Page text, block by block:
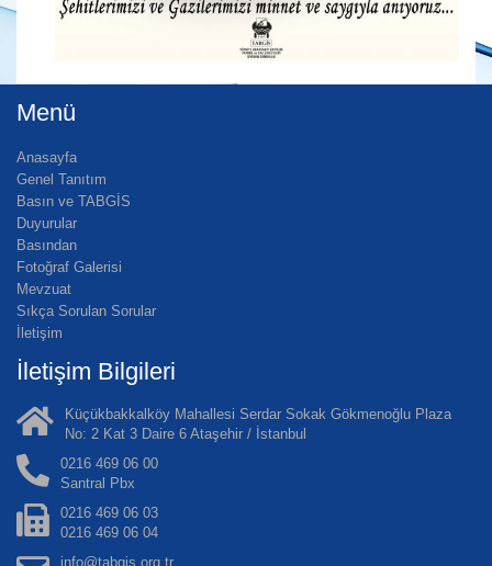
Menü
Anasayfa
Genel Tanıtım
Basın ve TABGİS
Duyurular
Basından
Fotoğraf Galerisi
Mevzuat
Sıkça Sorulan Sorular
İletişim
İletişim Bilgileri
Küçükbakkalköy Mahallesi Serdar Sokak Gökmenoğlu Plaza
No: 2 Kat 3 Daire 6 Ataşehir / İstanbul
0216 469 06 00
Santral Pbx
0216 469 06 03
0216 469 06 04
info@tabgis.org.tr